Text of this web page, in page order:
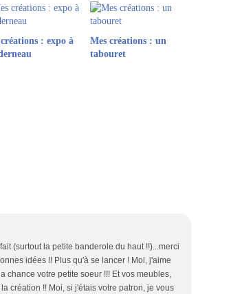
: expo à
Mes créations : un
tabouret
(surtout la petite banderole du haut !!)...merci
idées !! Plus qu'à se lancer ! Moi, j'aime
chance votre petite soeur !!! Et vos meubles,
création !! Moi, si j'étais votre patron, je vous